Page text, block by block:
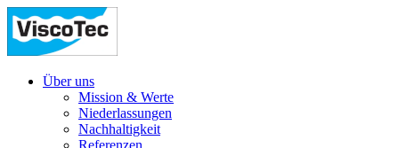
Über uns
Mission & Werte
Niederlassungen
Nachhaltigkeit
Referenzen